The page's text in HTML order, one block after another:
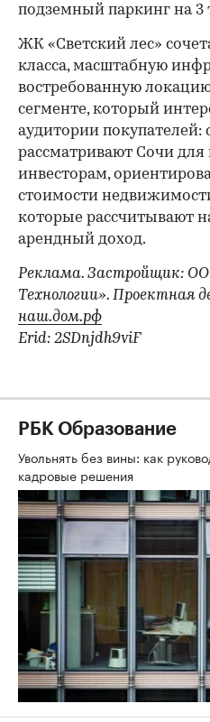
00:00
подземный паркинг на
ЖК «Светский лес»
класса, масштабную
востребованную
сегменте, который
аудитории покупателей:
рассматривают Сочи
инвесторам,
стоимости
которые рассчитывают
арендный доход.
Реклама. Застройщик:
Технологии». Проектная
наш.дом.рф
Erid: 2SDnjdh9viF
РБК Образование
Увольнять без вины: как
кадровые решения